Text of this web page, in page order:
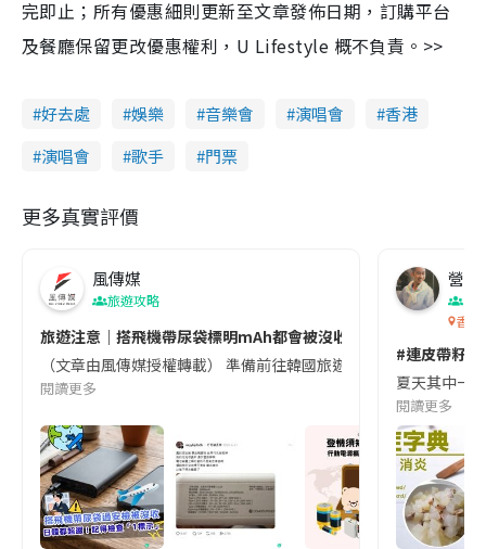
完即止；所有優惠細則更新至文章發佈日期，訂購平台
及餐廳保留更改優惠權利，U Lifestyle 概不負責。>>
好去處 娛樂 音樂會 演唱會
香港
演唱會
歌手 門票
更多真實評價
風傳媒
旅遊攻略
旅遊注意｜搭飛機帶尿袋標明mAh都會被沒收😱出發前切記檢查
（文章由風傳媒授權轉載） 準備前往韓國旅遊的民眾，近期要
閱讀更多
營養
香港
#連皮帶籽
夏天其中一
閱讀更多